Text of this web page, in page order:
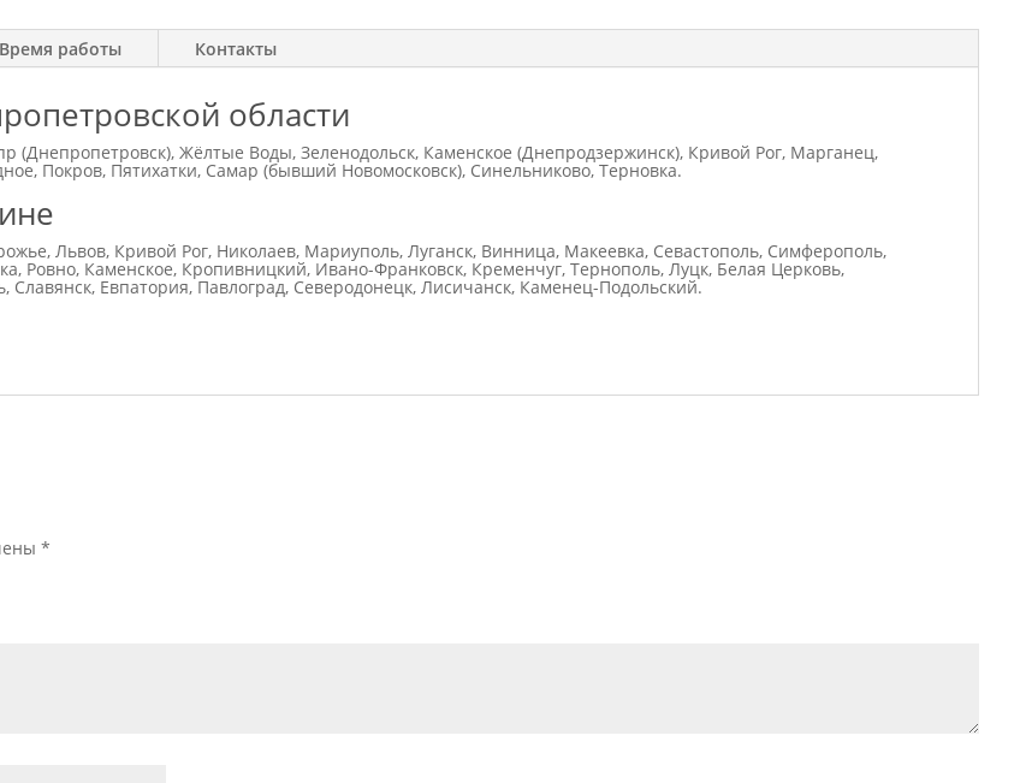
Время работы Контакты
области
(Днепропетровск), Жёлтые Воды, Зеленодольск, Каменское (Днепродзержинск), Кривой Рог, Марганец,
Покров, Пятихатки, Самар (бывший Новомосковск), Синельниково, Терновка.
Львов, Кривой Рог, Николаев, Мариуполь, Луганск, Винница, Макеевка, Севастополь, Симферополь,
Ровно, Каменское, Кропивницкий, Ивано-Франковск, Кременчуг, Тернополь, Луцк, Белая Церковь,
Евпатория, Павлоград, Северодонецк, Лисичанск, Каменец-Подольский.
*